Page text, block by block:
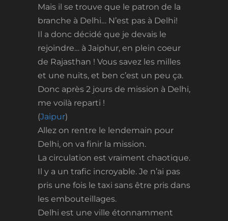
Mais il se trouve que le patron de la
branche à Delhi… N’est pas à Delhi!
Il a donc décidé que je devais le
rejoindre… à Jaiphur, en plein coeur
de Rajasthan ! Vous savez les milles
et une nuits, et ben c’est un peu ça.
Donc après 2 jours de mission à Delhi,
me voilà reparti !
(Jaipur)
Allez on rentre le lendemain pour
Delhi, on va finir la mission.
La circulation est vraiment chaotique.
Il y a un trafic incroyable. Je n’ai pas
pris une fois le taxi sans être pris dans
les embouteillages.
Delhi est une ville étonnamment